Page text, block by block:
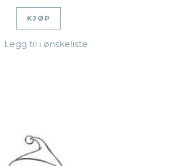
KJØP
Legg til i ønskeliste